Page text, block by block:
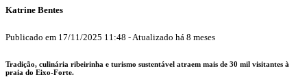
Katrine Bentes
Publicado em 17/11/2025 11:48 - Atualizado há 8 meses
Tradição, culinária ribeirinha e turismo sustentável atraem mais de 30 mil visitantes à
praia do Eixo-Forte.